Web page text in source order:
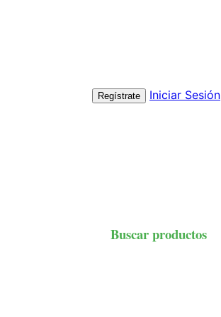
Regístrate Iniciar Sesión
Buscar productos